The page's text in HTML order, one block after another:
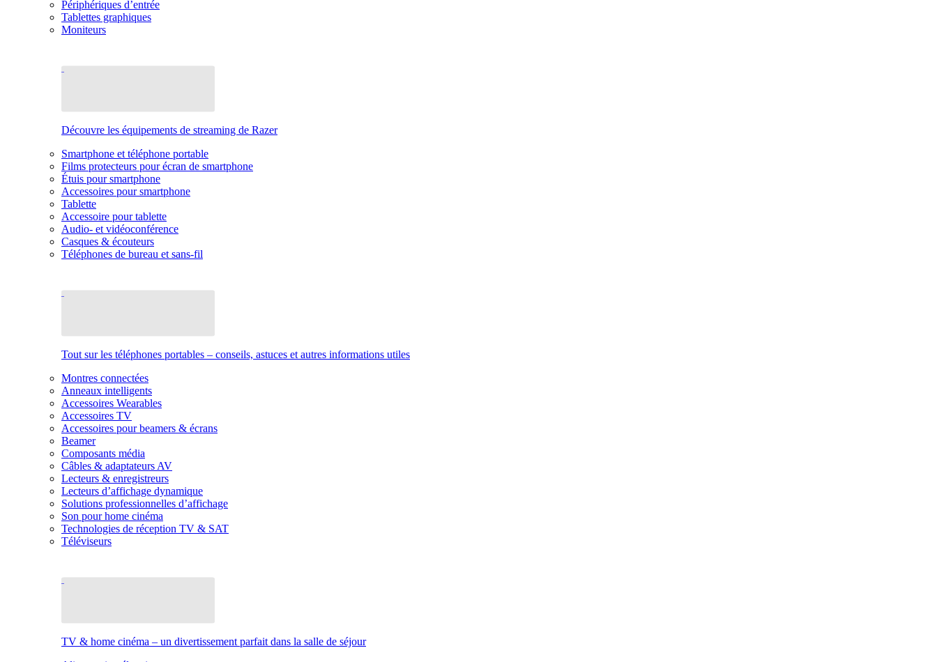
Périphériques d’entrée
Tablettes graphiques
Moniteurs
Découvre les équipements de streaming de Razer
Smartphone et téléphone portable
Films protecteurs pour écran de smartphone
Étuis pour smartphone
Accessoires pour smartphone
Tablette
Accessoire pour tablette
Audio- et vidéoconférence
Casques & écouteurs
Téléphones de bureau et sans-fil
Tout sur les téléphones portables – conseils, astuces et autres informations utiles
Montres connectées
Anneaux intelligents
Accessoires Wearables
Accessoires TV
Accessoires pour beamers & écrans
Beamer
Composants média
Câbles & adaptateurs AV
Lecteurs & enregistreurs
Lecteurs d’affichage dynamique
Solutions professionnelles d’affichage
Son pour home cinéma
Technologies de réception TV & SAT
Téléviseurs
TV & home cinéma – un divertissement parfait dans la salle de séjour